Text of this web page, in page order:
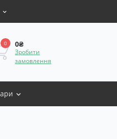
0 0₴
Зробити
замовлення